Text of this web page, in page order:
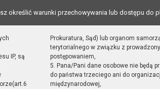
określić warunki przechowywania lub dostępu do
IP, są
Prokuratura, Sąd) lub organom
terytorialnego w związku z
postępowaniem,
5. Pana/Pani dane osobowe nie będą
do państwa trzeciego ani do
międzynarodowej,